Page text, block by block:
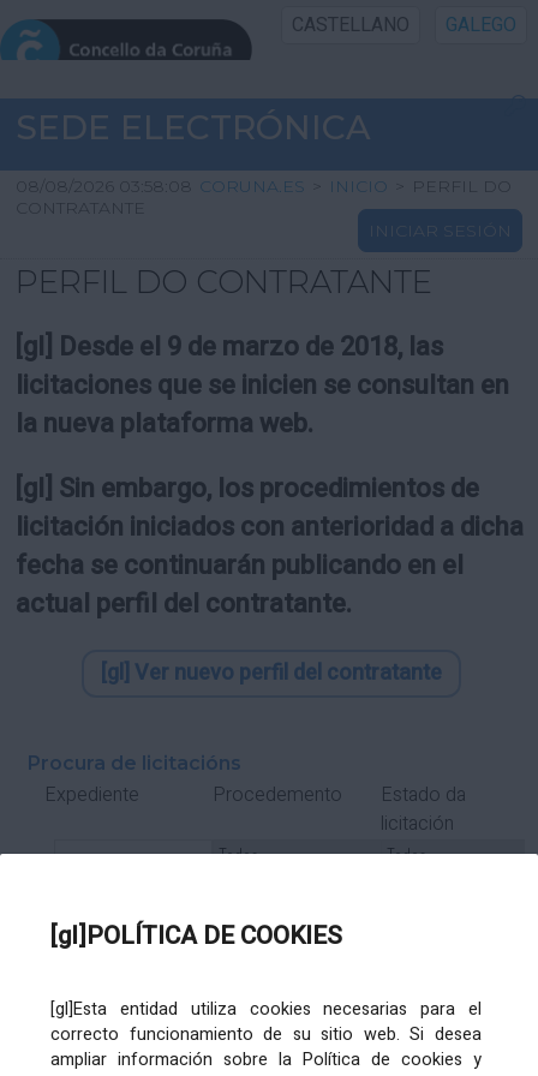
[gl]POLÍTICA DE COOKIES
[gl]Esta entidad utiliza cookies necesarias para el
correcto funcionamiento de su sitio web. Si desea
ampliar información sobre la Política de cookies y
CASTELLANO GALEGO
INICIO SEDE
INICIO
INFORMACIÓN PÚBLICA
UTILIDADES
SEDE ELECTRÓNICA
08/08/2026 03:58:08 CORUNA.ES > INICIO > PERFIL DO
CONTRATANTE
INICIAR SESIÓN
PERFIL DO CONTRATANTE
[gl] Desde el 9 de marzo de 2018, las
licitaciones que se inicien se consultan en
la nueva plataforma web.
[gl] Sin embargo, los procedimientos de
licitación iniciados con anterioridad a dicha
fecha se continuarán publicando en el
actual perfil del contratante.
[gl] Ver nuevo perfil del contratante
Procura de licitacións
Expediente Procedemento
Estado da
licitación
Subcontrato Tramitación
Órgano de contratación Título